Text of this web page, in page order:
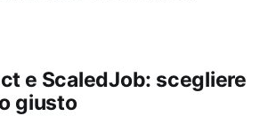
e ScaledJob: scegliere
giusto